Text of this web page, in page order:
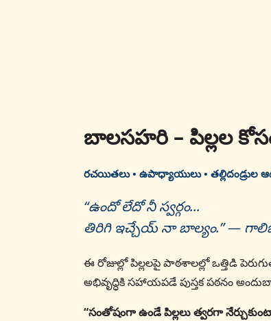
బాలసహరి – పిల్లల
రచయితలు • ఉపాధ్యాయులు • తల్లిదండ్రుల
“ఉందో లేదో నీ స్వర్గం...
తిరిగి ఇచ్చేయ్ నా బాల్యం.” —
ఈ రోజుల్లో పిల్లలపై పాఠశాలల్లో ఒత్తిడి
అభివృద్ధికి సహాయపడే పుస్తక పఠనం
“సంతోషంగా ఉండే పిల్లలు త్వరగా